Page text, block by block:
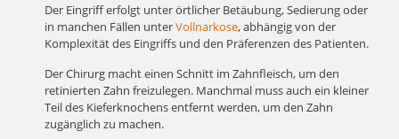
Der Eingriff erfolgt unter örtlicher Betäubung, Sedierung oder
in manchen Fällen unterVollnarkose, abhängig von der
Komplexität des Eingriffs und den Präferenzen des Patienten.
Der Chirurg macht einen Schnitt im Zahnfleisch, um den
retinierten Zahn freizulegen. Manchmal muss auch ein kleiner
Teil des Kieferknochens entfernt werden, um den Zahn
zugänglich zu machen.